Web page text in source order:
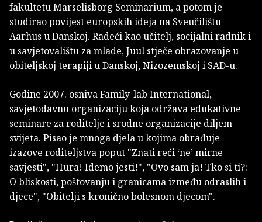
fakultetu Marselisborg Seminarium, a potom je
studirao povijest europskih ideja na Sveučilištu
Aarhus u Danskoj. Radeći kao učitelj, socijalni radnik i
u savjetovalištu za mlade, Juul stječe obrazovanje u
obiteljskoj terapiji u Danskoj, Nizozemskoj i SAD-u.
Godine 2007. osniva Family-lab International,
savjetodavnu organizaciju koja održava edukativne
seminare za roditelje i srodne organizacije diljem
svijeta. Pisao je mnoga djela u kojima obrađuje
izazove roditeljstva poput "Znati reći ‘ne’ mirne
savjesti", "Hura! Idemo jesti!", "Ovo sam ja! Tko si ti?:
O bliskosti, poštovanju i granicama između odraslih i
djece", "Obitelji s kronično bolesnom djecom".